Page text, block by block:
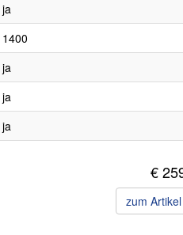
ja
1400
ja
ja
ja
€
zum